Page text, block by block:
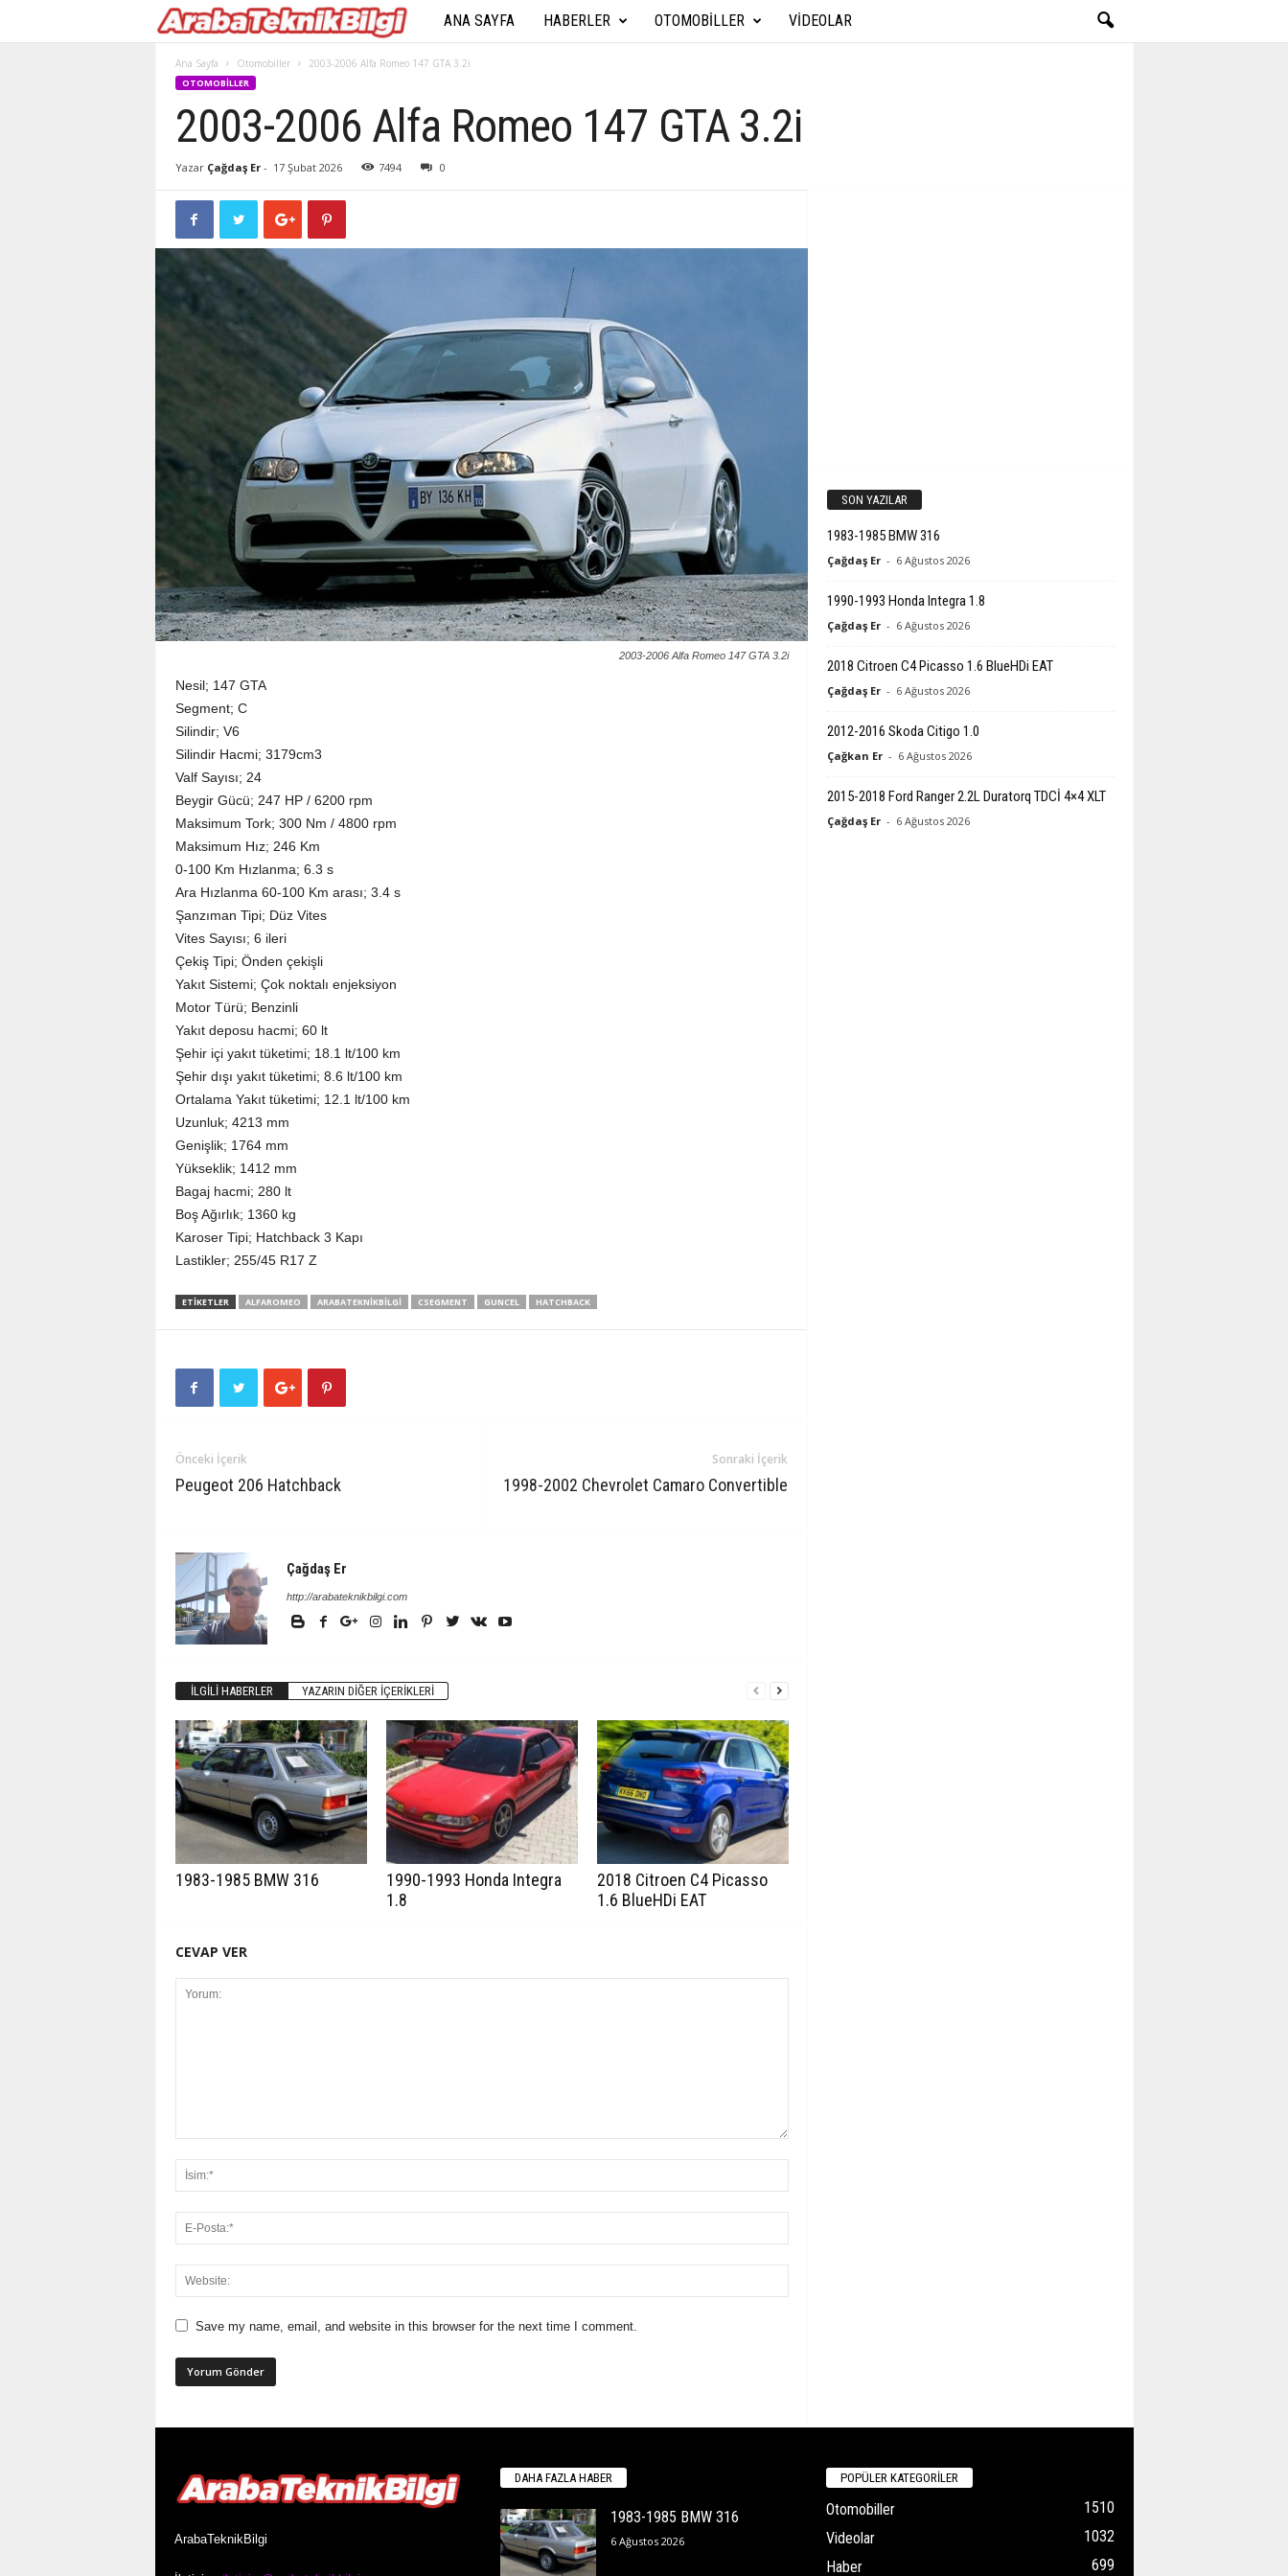
r
b
a
i
B
g
ANA SAYFA HABERLER OTOMOBILLER VIDEOLAR
Ana Sayfa Otomobiller 2003-2006 Alfa Romeo 147 GTA 3.2i
OTOMOBILLER
2003-2006 Alfa Romeo 147 GTA 3.2i
Yazar Çağdaş Er- 17 Şubat 2026 7494 0
2003-2006 Alfa Romeo 147 GTA 3.2i
Nesil; 147 GTA
Segment; C
Silindir; V6
Silindir Hacmi; 3179cm3
Valf Sayısı; 24
Beygir Gücü; 247 HP / 6200 rpm
Maksimum Tork; 300 Nm / 4800 rpm
Maksimum Hız; 246 Km
0-100 Km Hızlanma; 6.3 s
Ara Hızlanma 60-100 Km arası; 3.4 s
Şanzıman Tipi; Düz Vites
Vites Sayısı; 6 ileri
Çekiş Tipi; Önden çekişli
Yakıt Sistemi; Çok noktalı enjeksiyon
Motor Türü; Benzinli
Yakıt deposu hacmi; 60 lt
Şehir içi yakıt tüketimi; 18.1 lt/100 km
Şehir dışı yakıt tüketimi; 8.6 lt/100 km
Ortalama Yakıt tüketimi; 12.1 lt/100 km
Uzunluk; 4213 mm
Genişlik; 1764 mm
Yükseklik; 1412 mm
Bagaj hacmi; 280 lt
Boş Ağırlık; 1360 kg
Karoser Tipi; Hatchback 3 Kapı
Lastikler; 255/45 R17 Z
ETIKETLER ALFAROMEO ARABATEKNIKBILGI CSEGMENT GUNCEL HATCHBACK
Önceki İçerik
Peugeot 206 Hatchback
Sonraki İçerik
1998-2002 Chevrolet Camaro Convertible
Çağdaş Er
http://arabateknikbilgi.com
İLGILI HABERLER YAZARIN DIĞER İÇERIKLERI
1983-1985 BMW 316
1990-1993 Honda Integra
1.8
2018 Citroen C4 Picasso
1.6 BlueHDi EAT
CEVAP VER
Save my name, email, and website in this browser for the next time I comment.
SON YAZILAR
1983-1985 BMW 316
Çağdaş Er - 6 Ağustos 2026
1990-1993 Honda Integra 1.8
Çağdaş Er - 6 Ağustos 2026
2018 Citroen C4 Picasso 1.6 BlueHDi EAT
Çağdaş Er - 6 Ağustos 2026
2012-2016 Skoda Citigo 1.0
Çağkan Er - 6 Ağustos 2026
2015-2018 Ford Ranger 2.2L Duratorq TDCİ 4×4 XLT
Çağdaş Er - 6 Ağustos 2026
ArabaTeknikBilgi
DAHA FAZLA HABER
1983-1985 BMW 316
6 Ağustos 2026
POPÜLER KATEGORİLER
Otomobiller
1510
Videolar
1032
Haber
699